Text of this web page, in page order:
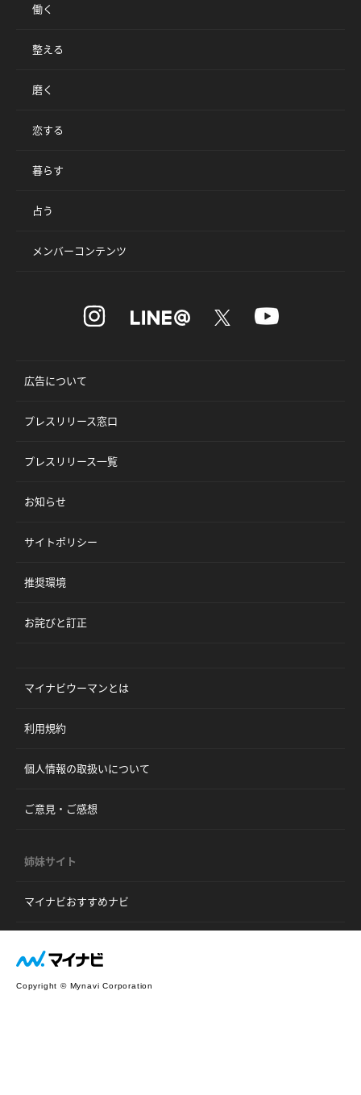
働く
整える
磨く
恋する
暮らす
占う
メンバーコンテンツ
広告について
プレスリリース窓口
プレスリリース一覧
お知らせ
サイトポリシー
推奨環境
お詫びと訂正
マイナビウーマンとは
利用規約
個人情報の取扱いについて
ご意見・ご感想
姉妹サイト
マイナビおすすめナビ
Copyright © Mynavi Corporation